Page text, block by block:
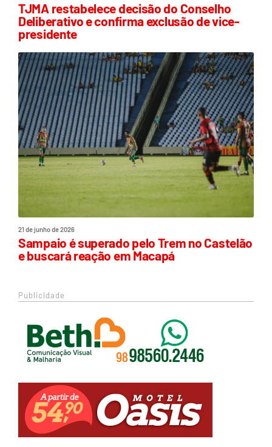
TJMA restabelece decisão do Conselho
Deliberativo e confirma exclusão de vice-
presidente
21 de junho de 2026
Sampaio é superado pelo Trem no Castelão
e buscará reação em Macapá
Publicidade